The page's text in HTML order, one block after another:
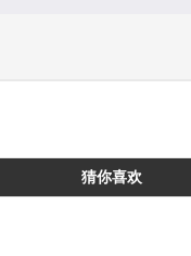
猜你喜欢